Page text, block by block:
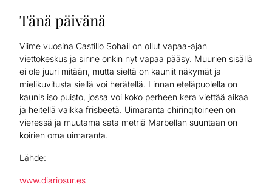
Tänä päivänä
Viime vuosina Castillo Sohail on ollut vapaa-ajan
viettokeskus ja sinne onkin nyt vapaa pääsy. Muurien sisällä
ei ole juuri mitään, mutta sieltä on kauniit näkymät ja
mielikuvitusta siellä voi herätellä. Linnan eteläpuolella on
kaunis iso puisto, jossa voi koko perheen kera viettää aikaa
ja heitellä vaikka frisbeetä. Uimaranta chirinqitoineen on
vieressä ja muutama sata metriä Marbellan suuntaan on
koirien oma uimaranta.
Lähde:
www.diariosur.es